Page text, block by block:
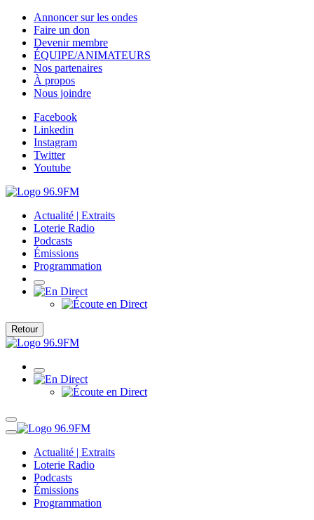
Annoncer sur les ondes
Faire un don
Devenir membre
ÉQUIPE/ANIMATEURS
Nos partenaires
À propos
Nous joindre
Facebook
Linkedin
Instagram
Twitter
Youtube
Actualité | Extraits
Loterie Radio
Podcasts
Émissions
Programmation
Retour
Actualité | Extraits
Loterie Radio
Podcasts
Émissions
Programmation